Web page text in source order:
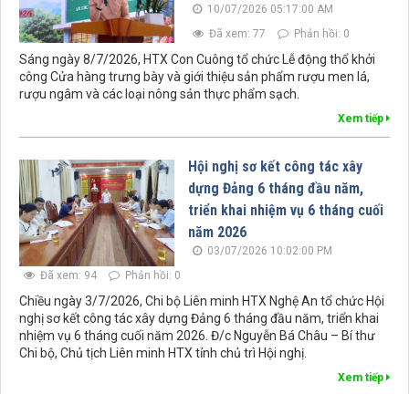
10/07/2026 05:17:00 AM
Đã xem: 77
Phản hồi: 0
Sáng ngày 8/7/2026, HTX Con Cuông tổ chức Lễ động thổ khởi
công Cửa hàng trưng bày và giới thiệu sản phẩm rượu men lá,
rượu ngâm và các loại nông sản thực phẩm sạch.
Xem tiếp
Hội nghị sơ kết công tác xây
dựng Đảng 6 tháng đầu năm,
triển khai nhiệm vụ 6 tháng cuối
năm 2026
03/07/2026 10:02:00 PM
Đã xem: 94
Phản hồi: 0
Chiều ngày 3/7/2026, Chi bộ Liên minh HTX Nghệ An tổ chức Hội
nghị sơ kết công tác xây dựng Đảng 6 tháng đầu năm, triển khai
nhiệm vụ 6 tháng cuối năm 2026. Đ/c Nguyễn Bá Châu – Bí thư
Chi bộ, Chủ tịch Liên minh HTX tỉnh chủ trì Hội nghị.
Xem tiếp